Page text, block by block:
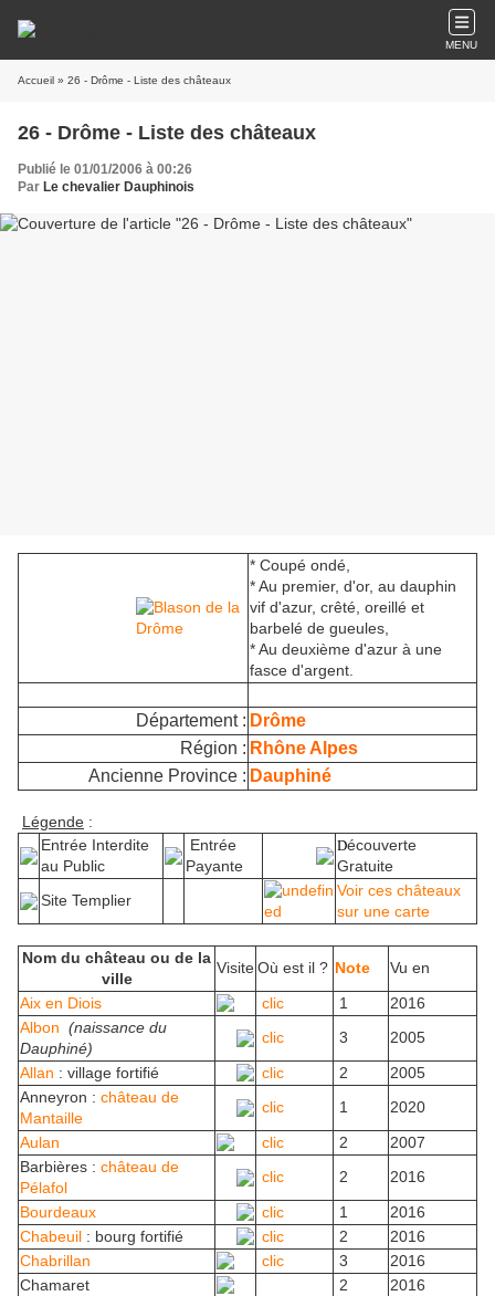
MENU
Accueil » 26 - Drôme - Liste des châteaux
26 - Drôme - Liste des châteaux
Publié le 01/01/2006 à 00:26
Par Le chevalier Dauphinois
* Coupé ondé,
* Au premier, d'or, au dauphin
vif d'azur, crêté, oreillé et
barbelé de gueules,
* Au deuxième d'azur à une
fasce d'argent.
Département : Drôme
Région : Rhône Alpes
Ancienne Province : Dauphiné
Légende :
Entrée Interdite
au Public
Entrée
Payante
Découverte
Gratuite
Site Templier
Voir ces châteaux
sur une carte
Nom du château ou de la
ville
VisiteOù est il ? Note
Vu en
Aix en Diois
clic 1
2016
Albon (naissance du
Dauphiné)
clic 3
2005
Allan : village fortifié clic 2
2005
Anneyron : château de
Mantaille
clic 1
2020
Aulan
clic 2
2007
Barbières : château de
Pélafol
clic 2
2016
Bourdeaux
clic 1
2016
Chabeuil : bourg fortifié clic 2
2016
Chabrillan
clic 3
2016
Chamaret
2
2016